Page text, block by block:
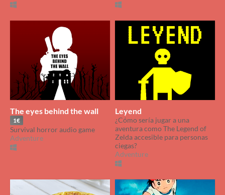
The eyes behind the wall
1€
Survival horror audio game
Adventure
Leyend
¿Cómo sería jugar a una
aventura como The Legend of
Zelda accesible para personas
ciegas?
Adventure